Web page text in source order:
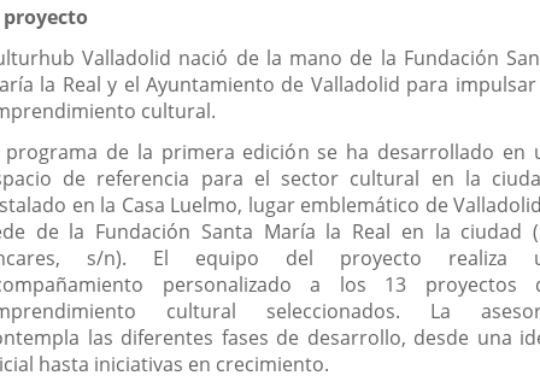
proyecto
Valladolid nació de la mano de la Fundación
la Real y el Ayuntamiento de Valladolid para
cultural.
programa de la primera edición se ha desarrollado en
de referencia para el sector cultural en la
en la Casa Luelmo, lugar emblemático de
de la Fundación Santa María la Real en la ciudad
s/n). El equipo del proyecto realiza
personalizado a los 13 proyectos
cultural seleccionados. La
las diferentes fases de desarrollo, desde una
hasta iniciativas en crecimiento.